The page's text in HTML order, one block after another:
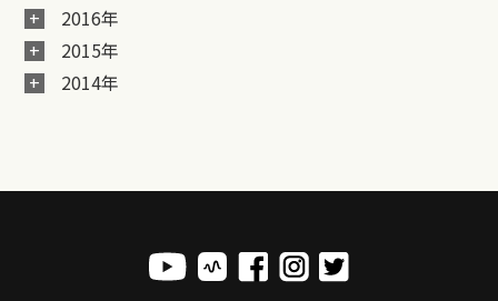
2016年
2015年
2014年